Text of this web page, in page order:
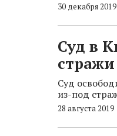
30 декабря 2019
Суд в
стражи
Суд
из-под
28 августа 2019